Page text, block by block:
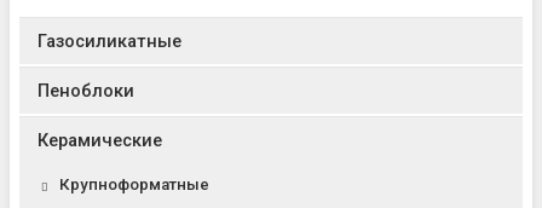
Газосиликатные
Пеноблоки
Керамические
Крупноформатные